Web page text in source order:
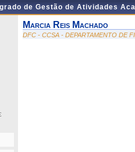
de Gestão de Atividades
Marcia Reis Machado
DFC - CCSA - DEPARTAMENTO DE